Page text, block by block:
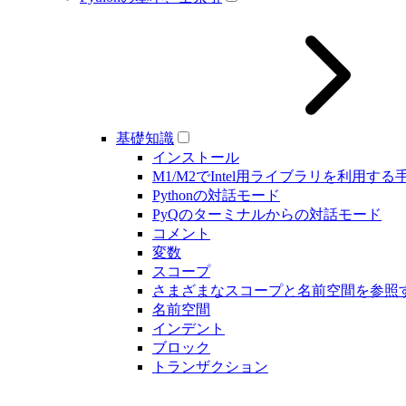
基礎知識
インストール
M1/M2でIntel用ライブラリを利用する
Pythonの対話モード
PyQのターミナルからの対話モード
コメント
変数
スコープ
さまざまなスコープと名前空間を参照
名前空間
インデント
ブロック
トランザクション